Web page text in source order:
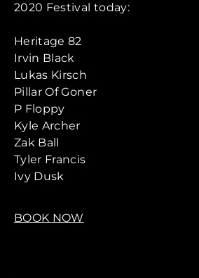
2020 Festival today:
Heritage 82
Irvin Black
Lukas Kirsch
Pillar Of Goner
P Floppy
Kyle Archer
Zak Ball
Tyler Francis
Ivy Dusk
BOOK NOW